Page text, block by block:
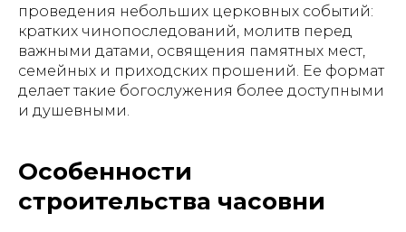
проведения небольших церковных событий:
кратких чинопоследований, молитв перед
важными датами, освящения памятных мест,
семейных и приходских прошений. Ее формат
делает такие богослужения более доступными
и душевными.
Особенности
строительства часовни